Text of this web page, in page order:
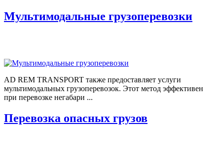
Мультимодальные грузоперевозки
AD REM TRANSPORT также предоставляет услуги
мультимодальных грузоперевозок. Этот метод эффективен
при перевозке негабари ...
Перевозка опасных грузов